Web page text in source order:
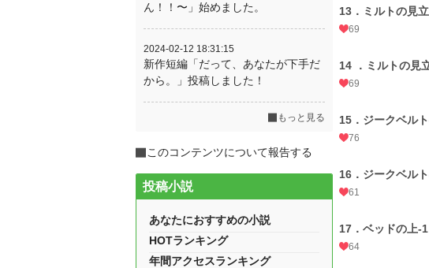
13．ミルトの見
69
14 ．ミルトの見
69
15．ジークベル
76
16．ジークベル
61
17．ベッドの上-1
64
ん！！〜」始めました。
2024-02-12 18:31:15
新作短編「だって、あなたが下手だ
から。」投稿しました！
もっと見る
このコンテンツについて報告する
投稿小説
あなたにおすすめの小説
HOTランキング
年間アクセスランキング